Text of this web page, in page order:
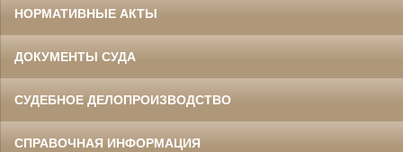
НОРМАТИВНЫЕ АКТЫ
ДОКУМЕНТЫ СУДА
СУДЕБНОЕ ДЕЛОПРОИЗВОДСТВО
СПРАВОЧНАЯ ИНФОРМАЦИЯ